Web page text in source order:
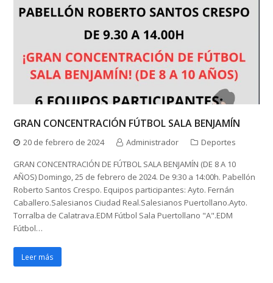
GRAN CONCENTRACIÓN FÚTBOL SALA BENJAMÍN
20 de febrero de 2024 Administrador
Deportes
GRAN CONCENTRACIÓN DE FÚTBOL SALA BENJAMÍN (DE 8 A 10
AÑOS) Domingo, 25 de febrero de 2024. De 9:30 a 14:00h. Pabellón
Roberto Santos Crespo. Equipos participantes: Ayto. Fernán
Caballero.Salesianos Ciudad Real.Salesianos Puertollano.Ayto.
Torralba de Calatrava.EDM Fútbol Sala Puertollano "A".EDM
Fútbol…
Leer más